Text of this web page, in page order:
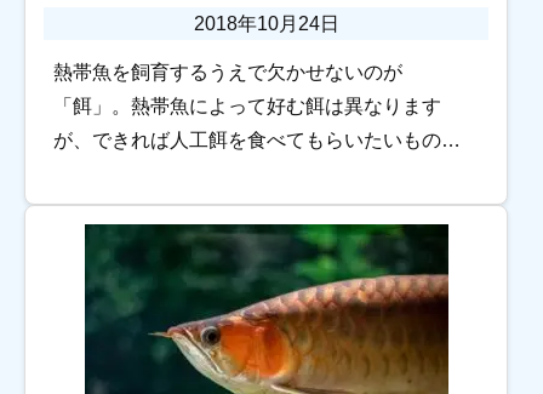
2018年10月24日
熱帯魚を飼育するうえで欠かせないのが
「餌」。熱帯魚によって好む餌は異なります
が、できれば人工餌を食べてもらいたいもので
餌を拒否することがあります。できれば食べて
もらいたいのに… […]